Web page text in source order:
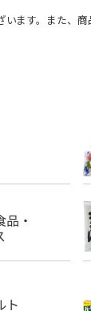
ます。また、